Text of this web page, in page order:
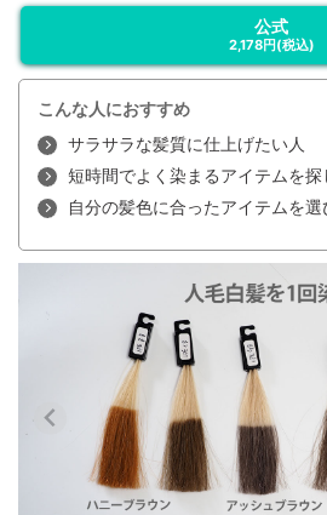
公式
2,178円(税込)
こんな人におすすめ
サラサラな髪質に仕上げたい人
短時間でよく染まるアイテムを探
自分の髪色に合ったアイテムを選